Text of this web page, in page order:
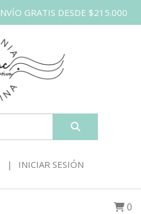
GRATIS DESDE $215.000
INICIAR SESIÓN
0